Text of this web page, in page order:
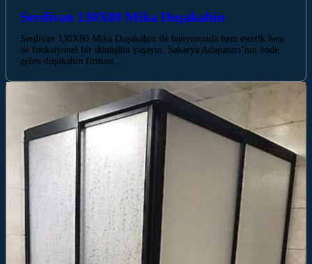
Serdivan 130X80 Mika Duşakabin
Serdivan 130X80 Mika Duşakabin ile banyonuzda hem estetik hem
de fonksiyonel bir dönüşüm yaşayın. Sakarya Adapazarı’nın önde
gelen duşakabin firması…